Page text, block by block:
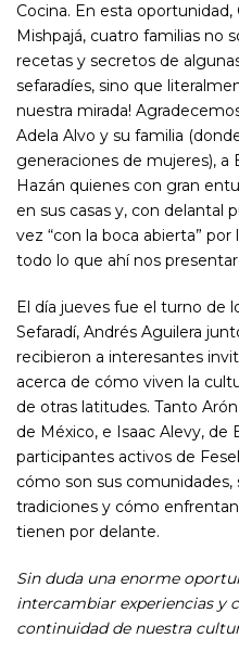
Cocina. En esta oportunidad,
Mishpajá, cuatro familias no
recetas y secretos de
sefaradíes, sino que
nuestra mirada!
Adela Alvo y su familia
generaciones de mujeres), a
Hazán quienes con gran
en sus casas y, con delantal
vez “con la boca abierta” por
todo lo que ahí nos
El día jueves fue el turno de
Sefaradí, Andrés Aguilera
recibieron a interesantes
acerca de cómo viven la
de otras latitudes. Tanto
de México, e Isaac Alevy, de
participantes activos de
cómo son sus
tradiciones y cómo
tienen por delante.
Sin duda una enorme
intercambiar experiencias y
continuidad de nuestra